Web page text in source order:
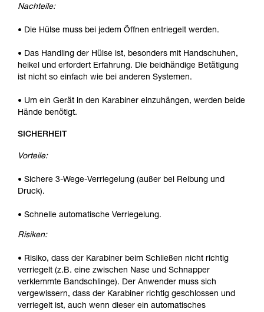
Nachteile:
• Die Hülse muss bei jedem Öffnen entriegelt werden.
• Das Handling der Hülse ist, besonders mit Handschuhen,
heikel und erfordert Erfahrung. Die beidhändige Betätigung
ist nicht so einfach wie bei anderen Systemen.
• Um ein Gerät in den Karabiner einzuhängen, werden beide
Hände benötigt.
SICHERHEIT
Vorteile:
• Sichere 3-Wege-Verriegelung (außer bei Reibung und
Druck).
• Schnelle automatische Verriegelung.
Risiken:
• Risiko, dass der Karabiner beim Schließen nicht richtig
verriegelt (z.B. eine zwischen Nase und Schnapper
verklemmte Bandschlinge). Der Anwender muss sich
vergewissern, dass der Karabiner richtig geschlossen und
verriegelt ist, auch wenn dieser ein automatisches